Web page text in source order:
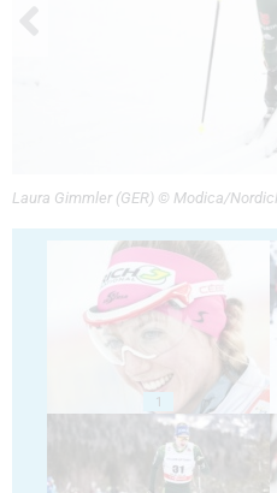
Laura Gimmler (GER) © Modica/
1